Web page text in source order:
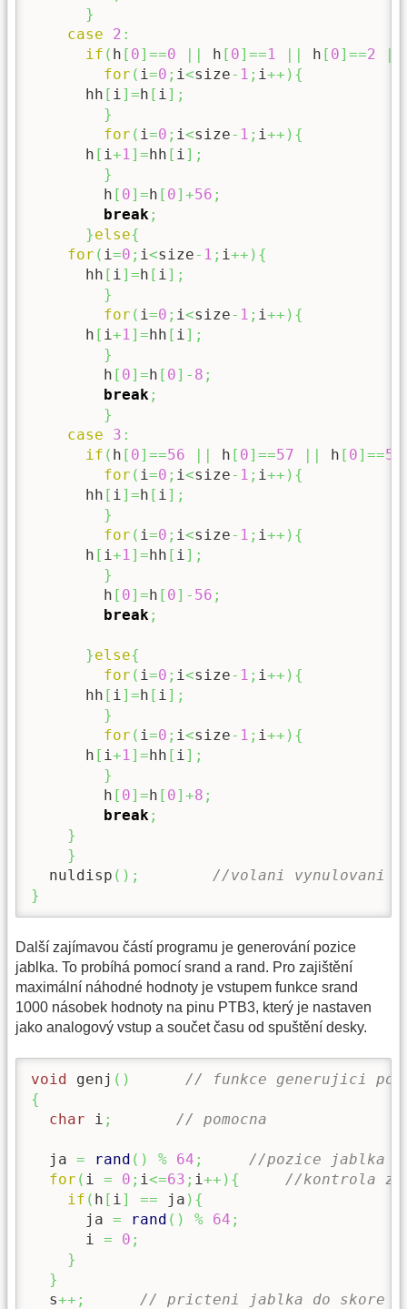
}
case
2 :
if ( h [ 0] ==0 h [ 0] ==1 h [ 0] ==2
for ( i=0 ; i<size- 1 ; i++ ) {
      hh
[ i] = h [ i] ;
}
for ( i=0 ; i<size- 1 ; i++ ) {
      h
[ i+1] = hh [ i] ;
}
        h
[ 0] = h [ 0] +56 ;
break;
}else{
for ( i=0 ; i<size- 1 ; i++ ) {
      hh
[ i] = h [ i] ;
}
for ( i=0 ; i<size- 1 ; i++ ) {
      h
[ i+1] = hh [ i] ;
}
        h
[ 0] = h [ 0] - 8 ;
break;
}
case
3 :
if ( h [ 0] ==56 h [ 0] ==57 h [ 0] ==58
for ( i=0 ; i<size- 1 ; i++ ) {
      hh
[ i] = h [ i] ;
}
for ( i=0 ; i<size- 1 ; i++ ) {
      h
[ i+1] = hh [ i] ;
}
        h
[ 0] = h [ 0] - 56 ;
break;
}else{
for ( i=0 ; i<size- 1 ; i++ ) {
      hh
[ i] = h [ i] ;
}
for ( i=0 ; i<size- 1 ; i++ ) {
      h
[ i+1] = hh [ i] ;
}
        h
[ 0] = h [ 0] +8 ;
break;
}
}
  nuldisp
( ) ;
//volani vynulovani
}
Další zajímavou částí programu je generování pozice
jablka. To probíhá pomocí srand a rand. Pro zajištění
maximální náhodné hodnoty je vstupem funkce srand
1000 násobek hodnoty na pinu PTB3, který je nastaven
jako analogový vstup a součet času od spuštění desky.
void genj ( )
// funkce generujici
{
char i ; // pomocna
  ja
= rand ( ) % 64 ;
//pozice jablka
for ( i = 0 ; i <=63 ; i ++ ) {
//kontrola
if ( h [ i ] == ja ) {
      ja
= rand ( ) % 64 ;
      i
= 0 ;
}
}
  s
++;
// pricteni jablka do skore -